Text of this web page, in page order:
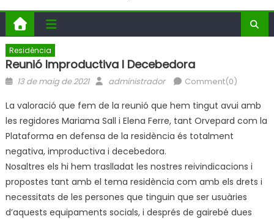
Residència
Reunió Improductiva I Decebedora
Posted
13 de maig de 2021 Author
administrador Comment(0)
La valoració que fem de la reunió que hem tingut avui amb
les regidores Mariama Sall i Elena Ferre, tant Orvepard com la
Plataforma en defensa de la residència és totalment
negativa, improductiva i decebedora.
Nosaltres els hi hem traslladat les nostres reivindicacions i
propostes tant amb el tema residència com amb els drets i
necessitats de les persones que tinguin que ser usuàries
d’aquests equipaments socials, i després de gairebé dues